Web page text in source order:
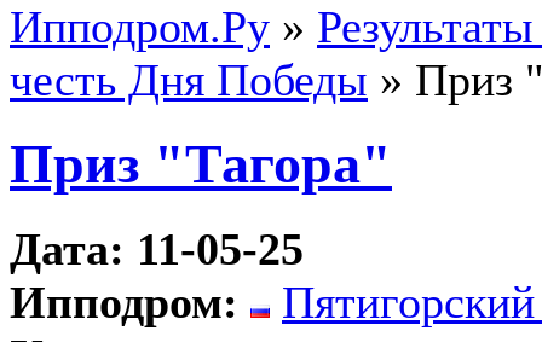
Ипподром.Ру »
честь Дня Победы » Приз
Приз "Тагора"
Дата: 11-05-25
Ипподром: